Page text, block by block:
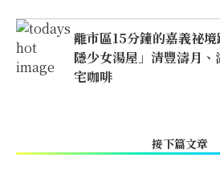
離市區15分鐘的嘉義祕
隱少女湯屋」清豐濤月
宅咖啡
接下篇文章